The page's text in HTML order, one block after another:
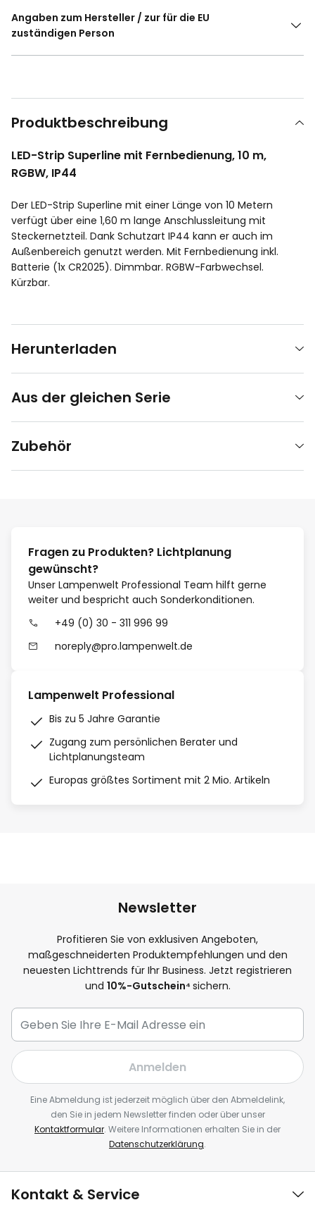
Angaben zum Hersteller / zur für die EU
zuständigen Person
Produktbeschreibung
LED-Strip Superline mit Fernbedienung, 10 m,
RGBW, IP44
Der LED-Strip Superline mit einer Länge von 10 Metern
verfügt über eine 1,60 m lange Anschlussleitung mit
Steckernetzteil. Dank Schutzart IP44 kann er auch im
Außenbereich genutzt werden. Mit Fernbedienung inkl.
Batterie (1x CR2025). Dimmbar. RGBW-Farbwechsel.
Kürzbar.
Herunterladen
Aus der gleichen Serie
Zubehör
Fragen zu Produkten? Lichtplanung
gewünscht?
Unser Lampenwelt Professional Team hilft gerne
weiter und bespricht auch Sonderkonditionen.
+49 (0) 30 - 311 996 99
noreply@pro.lampenwelt.de
Lampenwelt Professional
Bis zu 5 Jahre Garantie
Zugang zum persönlichen Berater und
Lichtplanungsteam
Europas größtes Sortiment mit 2 Mio. Artikeln
Newsletter
Profitieren Sie von exklusiven Angeboten,
maßgeschneiderten Produktempfehlungen und den
neuesten Lichttrends für Ihr Business. Jetzt registrieren
und 10%-Gutschein⁴ sichern.
Anmelden
Eine Abmeldung ist jederzeit möglich über den Abmeldelink,
den Sie in jedem Newsletter finden oder über unser
Kontaktformular. Weitere Informationen erhalten Sie in der
Datenschutzerklärung.
Kontakt & Service